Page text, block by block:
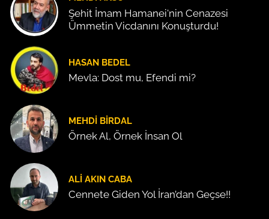
Şehit İmam Hamanei'nin Cenazesi
Ümmetin Vicdanını Konuşturdu!
HASAN BEDEL
Mevla: Dost mu, Efendi mi?
MEHDI BIRDAL
Örnek Al, Örnek İnsan Ol
ALI AKIN CABA
Cennete Giden Yol İran’dan Geçse!!